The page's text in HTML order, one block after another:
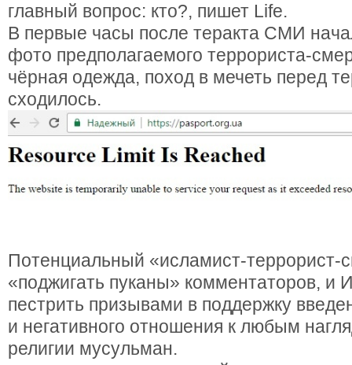
главный вопрос: кто?, пишет Lifе.
В первые часы после теракта СМИ
фото предполагаемого террориста-
чёрная одежда, поход в мечеть перед
сходилось.
Потенциальный «исламист-террорист-
«поджигать пуканы» комментаторов, и
пестрить призывами в поддержку
и негативного отношения к любым
религии мусульман.